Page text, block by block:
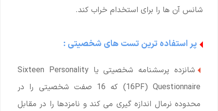
شانس آن ها را برای استخدام خراب کند.
پر استفاده ترین تست های شخصیتی :
شانزده پرسشنامه شخصيتی یا Sixteen Personality
(16PF) Questionnaire که 16 صفت شخصیتی را در
محدوده نرمال اندازه گیری می کند و نامزدها را در مقابل